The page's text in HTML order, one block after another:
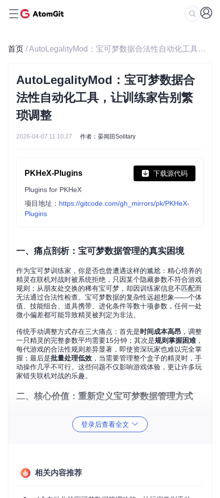
首页 / AutoLegalityMod：宝可梦数据合法性自动化工具，让训练家告别繁琐调整
AutoLegalityMod：宝可梦数据合
法性自动化工具，让训练家告别繁
琐调整
2026-04-07 11:10:27 作者：晏闻田Solitary
PKHeX-Plugins 下载源代码
Plugins for PKHeX
项目地址： https://gitcode.com/gh_mirrors/pk/PKHeX-
Plugins
一、痛点剖析：宝可梦数据管理的真实困境
作为宝可梦训练家，你是否也曾遭遇这样的尴尬：精心培养的
精灵在联机对战时被系统拒绝，只因某个隐藏参数不符合游戏
规则；从朋友处交换的稀有宝可梦，却因训练家信息不匹配而
无法通过合法性检查。宝可梦数据的复杂性远超想象——个体
值、技能组合、道具携带、进化条件等数十项参数，任何一处
微小偏差都可能导致精灵被判定为非法。
传统手动调整方式存在三大痛点：首先是时间成本高昂 ，调整
一只精灵的完整参数平均需要15分钟；其次是规则掌握困难，
每代游戏的合法性规则差异显著，即使资深玩家也难以完全掌
握；最后是批量处理低效 ，当需要管理整个盒子的精灵时，手
动操作几乎不可行。这些问题不仅影响游戏体验，更让许多玩
家错失联机对战的乐趣。
二、核心价值：重新定义宝可梦数据管理方式
AutoLegalityMod作为PKHeX的插件扩展，通过四大核心能力
重构宝可梦数据管理流程：
出修正建议，从根本上解决人工判断的疏漏问题。核心实现位
登录后查看全文
相关内容推荐